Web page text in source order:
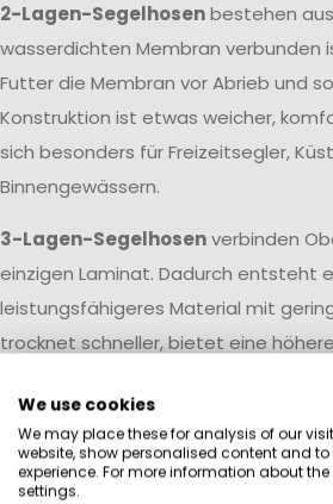
2-Lagen-Segelhosenbestehen
wasserdichten Membran
Futter die Membran vor Abrieb und
Konstruktion ist etwas weicher,
sich besonders für Freizeitsegler,
Binnengewässern.
3-Lagen-Segelhosenverbinden
einzigen Laminat. Dadurch entsteht
leistungsfähigeres Material mit
trocknet schneller, bietet eine
Bedingungen zuverlässig stand.
Offshore-Segelbekleidung,
zum Einsatz.
Zusätzlich verfügen unsere
We use cookies
We may place these for analysis of our
website, show personalised content and
experience. For more information about
settings.